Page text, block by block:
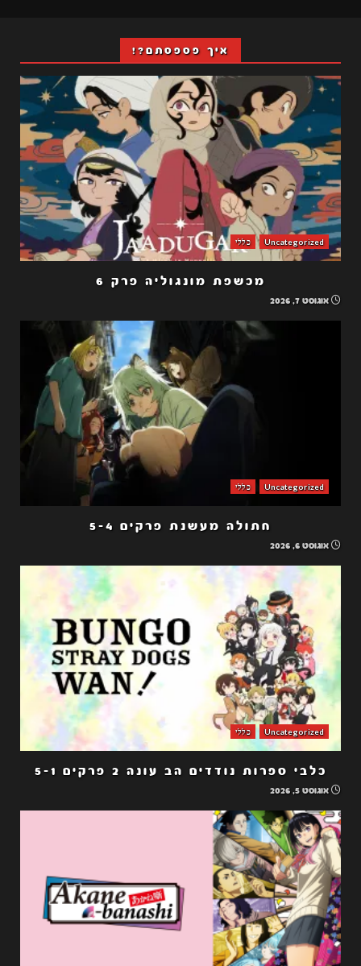
איך פספסתם?!
Uncategorized כללי
מכשפת מונגוליה פרק 6
אוגוסט 7, 2026
Uncategorized כללי
חתולה מעשנת פרקים 5-4
אוגוסט 6, 2026
Uncategorized כללי
כלבי ספרות נודדים הב עונה 2 פרקים 5-1
אוגוסט 5, 2026